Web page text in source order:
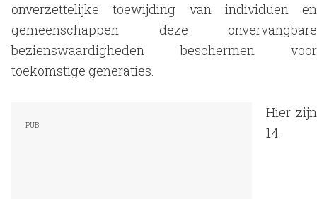
onverzettelijke toewijding van individuen en
gemeenschappen deze onvervangbare
bezienswaardigheden beschermen voor
toekomstige generaties.
Hier zijn
14